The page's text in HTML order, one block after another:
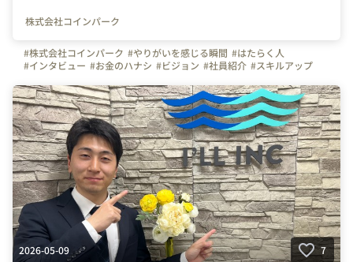
株式会社コインパーク
#株式会社コインパーク #やりがいを感じる瞬間 #はたらく人
#インタビュー #お金のハナシ #ビジョン #社員紹介 #スキルアップ
2026-05-09 7